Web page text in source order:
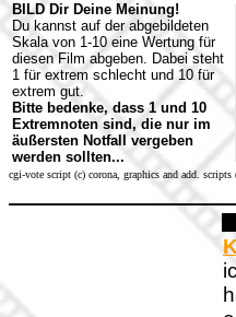
BILD Dir Deine Meinung!
Du kannst auf der abgebildeten
Skala von 1-10 eine Wertung für
diesen Film abgeben. Dabei steht
1 für extrem schlecht und 10 für
extrem gut.
Bitte bedenke, dass 1 und 10
Extremnoten sind, die nur im
äußersten Notfall vergeben
werden sollten...
cgi-vote script (c) corona, graphics and add. scripts